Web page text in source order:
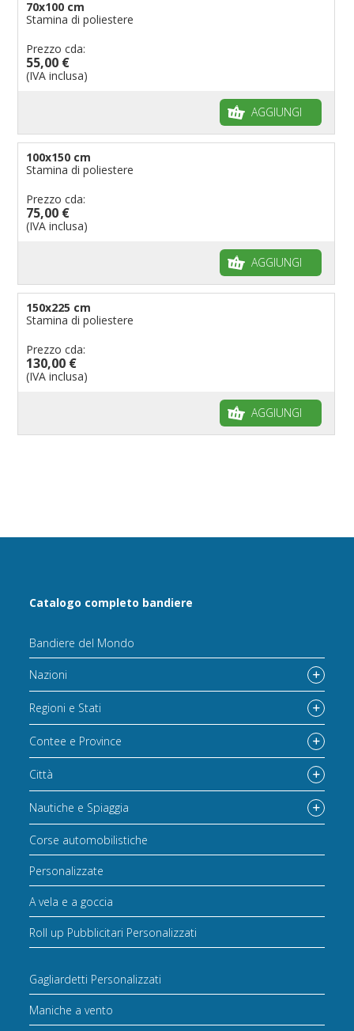
70x100 cm
Stamina di poliestere
Prezzo cda:
55,00 €
(IVA inclusa)
AGGIUNGI
100x150 cm
Stamina di poliestere
Prezzo cda:
75,00 €
(IVA inclusa)
AGGIUNGI
150x225 cm
Stamina di poliestere
Prezzo cda:
130,00 €
(IVA inclusa)
AGGIUNGI
Catalogo completo bandiere
Bandiere del Mondo
Nazioni
Regioni e Stati
Contee e Province
Città
Nautiche e Spiaggia
Corse automobilistiche
Personalizzate
A vela e a goccia
Roll up Pubblicitari Personalizzati
Gagliardetti Personalizzati
Maniche a vento